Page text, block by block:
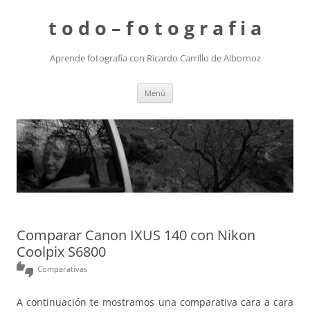
t o d o – f o t o g r a f i a
Aprende fotografía con Ricardo Carrillo de Albornoz
Menú
Comparar Canon IXUS 140 con Nikon
Coolpix S6800
thumbs_up_down Comparativas
A continuación te mostramos una comparativa cara a cara